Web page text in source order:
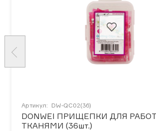
Артикул: DW-QC02(36)
DONWEI ПРИЩЕПКИ ДЛЯ
ТКАНЯМИ (36шт.)